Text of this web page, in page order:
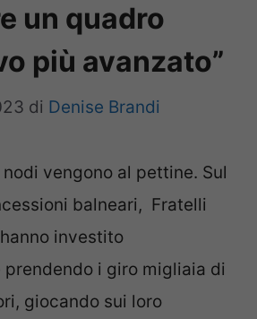
un quadro
più avanzato”
di Denise Brandi
vengono al pettine. Sul
balneari, Fratelli
investito
i giro migliaia di
giocando sui loro